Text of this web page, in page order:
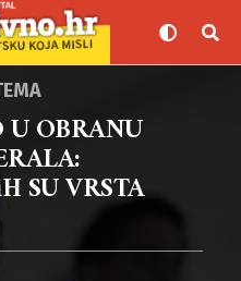
OBRANU
SU VRSTA